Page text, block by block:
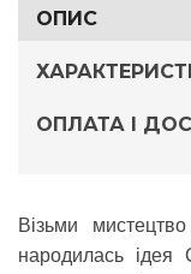
ОПИС
ОПЛАТА І
Візьми
народилась ідея